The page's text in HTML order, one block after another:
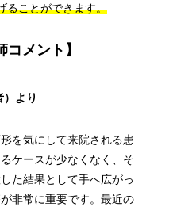
ることができます。
メント】
より
を気にして来院される患
ケースが少なくなく、そ
た結果として手へ広がっ
非常に重要です。最近の